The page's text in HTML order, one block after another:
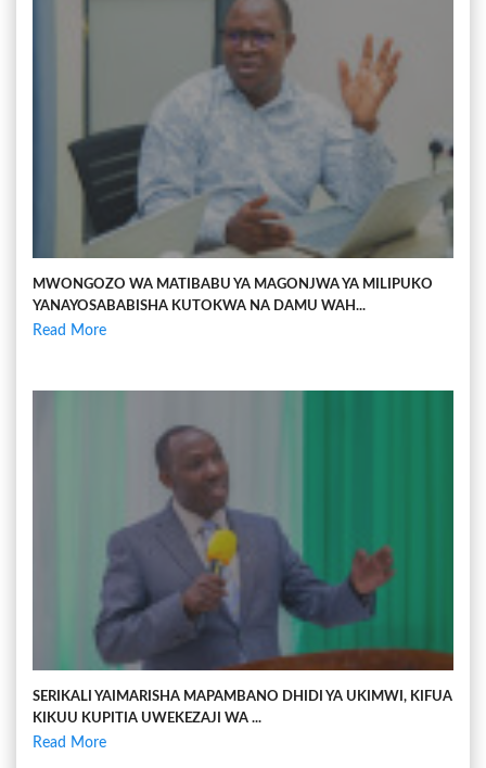
MWONGOZO WA MATIBABU YA MAGONJWA YA MILIPUKO
YANAYOSABABISHA KUTOKWA NA DAMU WAH...
Read More
SERIKALI YAIMARISHA MAPAMBANO DHIDI YA UKIMWI, KIFUA
KIKUU KUPITIA UWEKEZAJI WA ...
Read More